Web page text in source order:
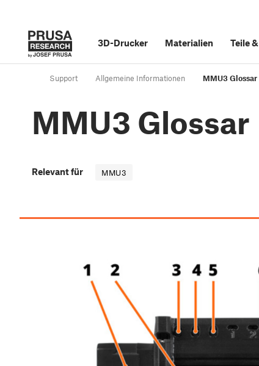
3D-Drucker Materialien Teile&
Support Allgemeine Informationen MMU3 Glossar
MMU3 Glossar
Relevant für MMU3